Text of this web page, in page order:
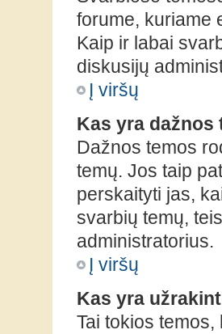
forume, kuriame
Kaip ir labai
diskusijų
Į viršų
Kas yra dažnos
Dažnos temos
temų. Jos taip
perskaityti jas,
svarbių temų,
administratorius.
Į viršų
Kas yra
Tai tokios